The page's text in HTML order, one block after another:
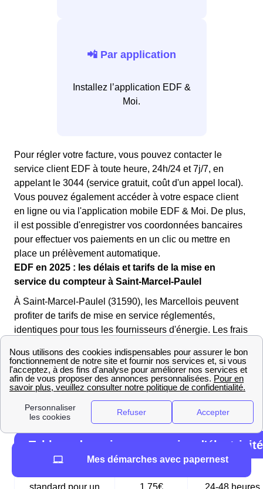
📲 Par application
Installez l’application EDF &
Moi.
Pour régler votre facture, vous pouvez contacter le
service client EDF à toute heure, 24h/24 et 7j/7, en
appelant le 3044 (service gratuit, coût d'un appel local).
Vous pouvez également accéder à votre espace client
en ligne ou via l'application mobile EDF & Moi. De plus,
il est possible d'enregistrer vos coordonnées bancaires
pour effectuer vos paiements en un clic ou mettre en
place un prélèvement automatique.
EDF en 2025 : les délais et tarifs de la mise en
service du compteur à Saint-Marcel-Paulel
À Saint-Marcel-Paulel (31590), les Marcellois peuvent
profiter de tarifs de mise en service réglementés,
identiques pour tous les fournisseurs d'énergie. Les frais
de l'urgence, tandis que les frais pour le gaz sont à
régler auprès de GRDF.
en service possibles à Saint-Marcel-Paulel (31590) :
Tableau des mises en service d'électricité
Mes démarches avec papernest